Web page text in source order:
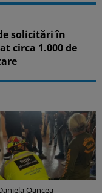
solicitări în
circa 1.000 de
Oancea